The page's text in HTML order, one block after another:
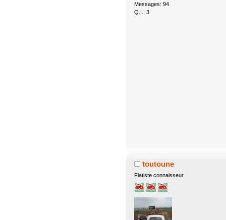
Messages: 94
Q.I.: 3
toutoune
Fiatiste connaisseur